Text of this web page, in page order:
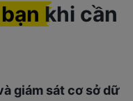
khi cần
giám sát cơ sở dữ